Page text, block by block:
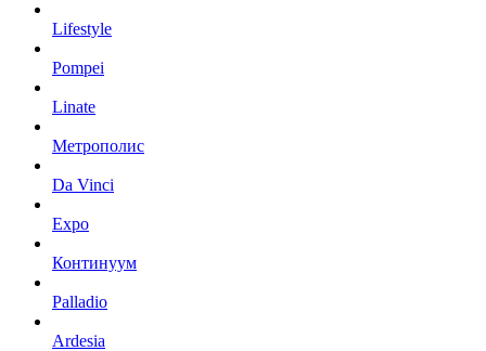
Lifestyle
Pompei
Linate
Метрополис
Da Vinci
Expo
Континуум
Palladio
Ardesia